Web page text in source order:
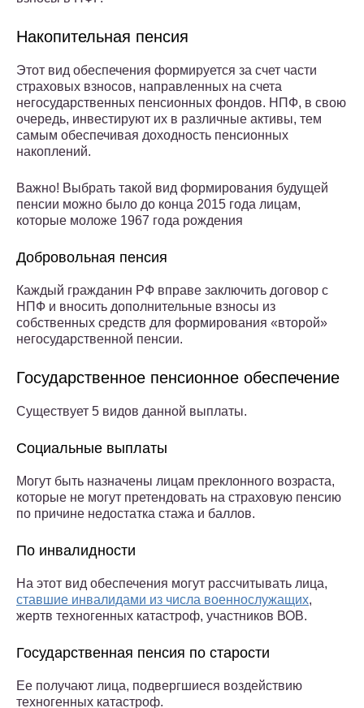
Накопительная пенсия
Этот вид обеспечения формируется за счет части
страховых взносов, направленных на счета
негосударственных пенсионных фондов. НПФ, в свою
очередь, инвестируют их в различные активы, тем
самым обеспечивая доходность пенсионных
накоплений.
Важно! Выбрать такой вид формирования будущей
пенсии можно было до конца 2015 года лицам,
которые моложе 1967 года рождения
Добровольная пенсия
Каждый гражданин РФ вправе заключить договор с
НПФ и вносить дополнительные взносы из
собственных средств для формирования «второй»
негосударственной пенсии.
Государственное пенсионное обеспечение
Существует 5 видов данной выплаты.
Социальные выплаты
Могут быть назначены лицам преклонного возраста,
которые не могут претендовать на страховую пенсию
по причине недостатка стажа и баллов.
По инвалидности
На этот вид обеспечения могут рассчитывать лица,
ставшие инвалидами из числа военнослужащих,
жертв техногенных катастроф, участников ВОВ.
Государственная пенсия по старости
Ее получают лица, подвергшиеся воздействию
техногенных катастроф.